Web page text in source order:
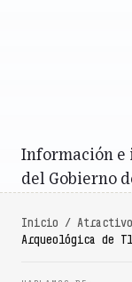
Información e
del Gobierno
Inicio /
Arqueológica de